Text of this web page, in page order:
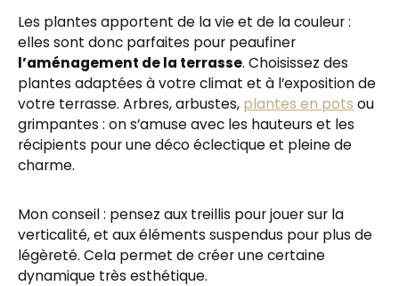
Les plantes apportent de la vie et de la couleur :
elles sont donc parfaites pour peaufiner
l’aménagement de la terrasse. Choisissez des
plantes adaptées à votre climat et à l’exposition de
votre terrasse. Arbres, arbustes, plantes en pots ou
grimpantes : on s’amuse avec les hauteurs et les
récipients pour une déco éclectique et pleine de
charme.
Mon conseil : pensez aux treillis pour jouer sur la
verticalité, et aux éléments suspendus pour plus de
légèreté. Cela permet de créer une certaine
dynamique très esthétique.